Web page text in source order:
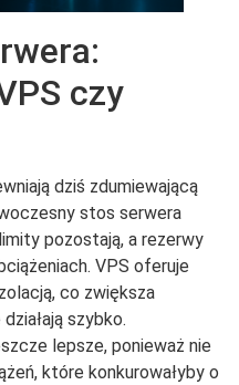
czy
dziś zdumiewającą
stos serwera
pozostają, a rezerwy
VPS oferuje
co zwiększa
szybko.
lepsze, ponieważ nie
które konkurowałyby o